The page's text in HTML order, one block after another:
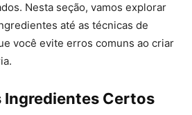
Nesta seção, vamos explorar
até as técnicas de
você evite erros comuns ao criar
Ingredientes Certos